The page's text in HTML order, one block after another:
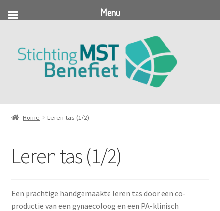
door
naar
naar
de
Home Leren tas (1/2)
Leren tas (1/2)
Een prachtige handgemaakte leren tas door een co-
productie van een gynaecoloog en een PA-klinisch
Menu